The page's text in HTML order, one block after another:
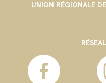
UNION RÉGIONALE